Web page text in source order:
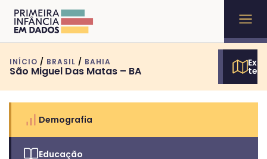
INÍCIO / BRASIL / BAHIA
São Miguel Das Matas – BA
Demografia
Educação